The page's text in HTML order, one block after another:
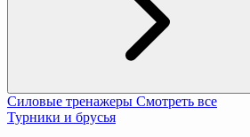
Силовые тренажеры Смотреть все
Турники и брусья